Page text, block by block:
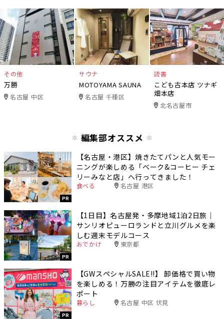
その他
万勝
名古屋 中区
サウナ
MOTOYAMA SAUNA
名古屋 千種区
読書
こども古本店 ツナギ
畑本店
北名古屋市
編集部オススメ
PR
【名古屋・港区】焼きたてパンと人気モー
ニングが楽しめる「ベーク&コーヒー チェ
リーみなと店」へ行ってきました！
食べる 名古屋 港区
PR
【1日目】名古屋発・多摩地域1泊2日旅｜
サンリオピューロランドと立川グルメを楽
しむ週末モデルコース
おでかけ 東京都
PR
【GWスペシャルSALE‼︎】 卸価格で買い物
を楽しめる！万勝の注目アイテムを徹底レ
ポート
暮らし 名古屋 中区 伏見